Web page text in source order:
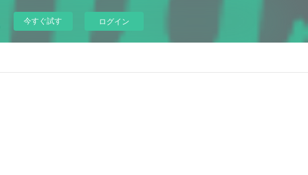
今すぐ試す ログイン